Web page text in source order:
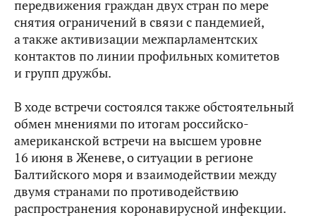
передвижения граждан двух стран по мере
снятия ограничений в связи с пандемией,
а также активизации межпарламентских
контактов по линии профильных комитетов
и групп дружбы.
В ходе встречи состоялся также обстоятельный
обмен мнениями по итогам российско-
американской встречи на высшем уровне
16 июня в Женеве, о ситуации в регионе
Балтийского моря и взаимодействии между
двумя странами по противодействию
распространения коронавирусной инфекции.